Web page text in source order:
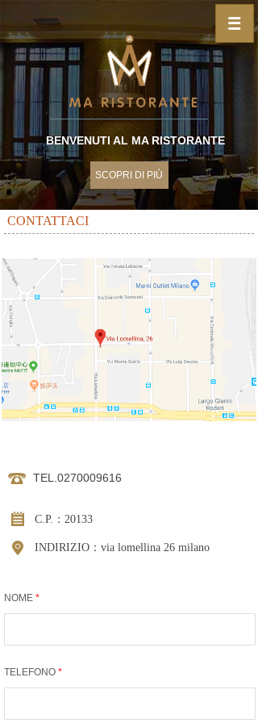
BENVENUTI AL MA RISTORANTE
SCOPRI DI PIÙ
CONTATTACI
C.P.：20133
INDIRIZIO：via lomellina 26 milano
TEL.0270009616
NOME *
TELEFONO *